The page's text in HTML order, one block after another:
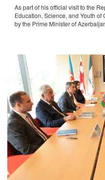
As part of his official visit to the
Education, Science, and Youth
by the Prime Minister of